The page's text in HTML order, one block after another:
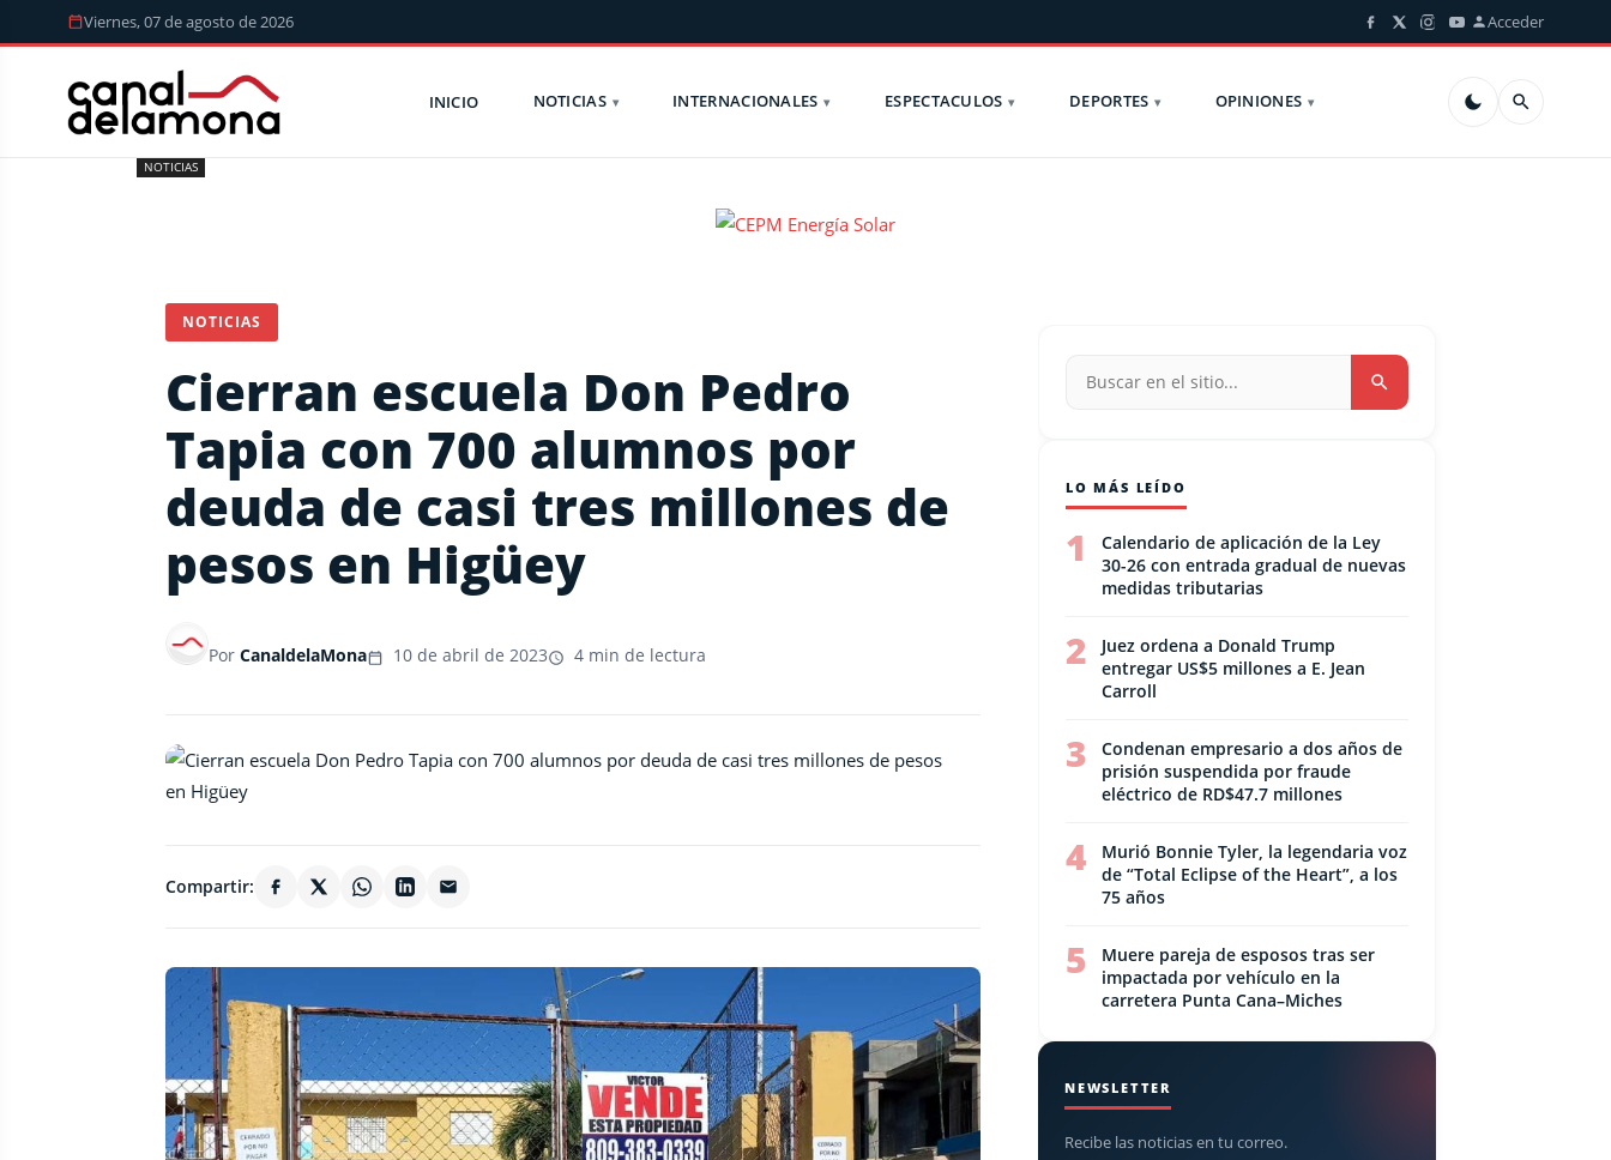
Viernes, 07 de agosto de 2026 Acceder
INICIO NOTICIAS INTERNACIONALES ESPECTACULOS DEPORTES OPINIONES
NOTICIAS
NOTICIAS
Cierran escuela Don Pedro
Tapia con 700 alumnos por
deuda de casi tres millones de
pesos en Higüey
Por CanaldelaMona 10 de abril de 2023 4 min de lectura
Compartir:
LO MÁS LEÍDO
1
Calendario de aplicación de la Ley
30-26 con entrada gradual de nuevas
medidas tributarias
2
Juez ordena a Donald Trump
entregar US$5 millones a E. Jean
Carroll
3
Condenan empresario a dos años de
prisión suspendida por fraude
eléctrico de RD$47.7 millones
4
Murió Bonnie Tyler, la legendaria voz
de “Total Eclipse of the Heart”, a los
75 años
5
Muere pareja de esposos tras ser
impactada por vehículo en la
carretera Punta Cana–Miches
NEWSLETTER
Recibe las noticias en tu correo.